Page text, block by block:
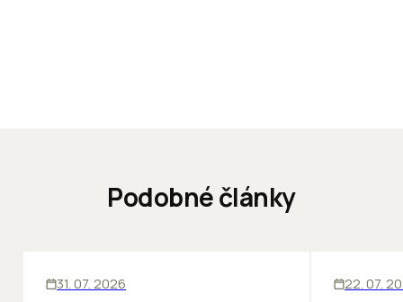
Podobné články
31. 07. 2026 22. 07.